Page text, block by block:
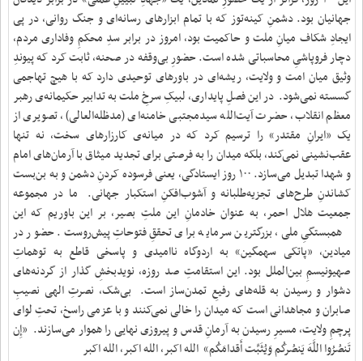
جهانیان بود. دشمنِ کینه‌توز که با تمام ابزارهای رسانه‌ای و جنگ روانی، در پی
ایجادِ شکاف میانِ ملت و حاکمیت بود، امروز در برابر سدِ محکمِ وفاداری مردم،
دچار فروپاشیِ محاسباتی شده است. حضورِ بی‌وقفه در صحنه، ثابت کرد که پیوندِ
وثیق میان امت و ولایت، ریشه‌ای در باورهای توحیدی دارد که با هیچ تهاجمی
گسسته نمی‌شود. ‌ در این فصلِ پایداری، لبیکِ سرخِ ملت به تدابیر حکیمانه‌ی رهبر
معظم انقلاب، حضرت آیت‌الله سیدمجتبی خامنه‌ای (مدظله‌العالی)، تصویری از
یک «ایرانِ مقتدر» را ترسیم کرد که در میانه‌ی کارزارهای سخت، نه تنها
عقب‌نشینی نمی‌کند، بلکه میدان را به فرصتی برای تجدید میثاق با آرمان‌های امام
و شهدا تبدیل می‌سازد. ۱۰۰ روز ایستادگی، یعنی فرسوده کردنِ دشمن و به بن‌بست
کشاندنِ طرح‌های تجزیه‌طلبانه و آشوب‌افکنِ استکبار جهانی. ‌ ما در مجموعه
جمعیت هلال احمر، به عنوان خادمانِ این ملتِ بصیر، بر این باوریم که این
همبستگیِ ملی، بزرگترین سرمایه برای تحققِ فتوحاتِ پیش‌روست. حضور در
میادین، «پاتکی سهمگین» به اردوگاه ناامیدی و پاسخی قاطع به توهماتِ
صهیونیسمِ بین‌الملل بود. این استقامتِ صد روزه، نویدبخشِ گذار از گردنه‌های
دشوار و رسیدن به قله‌های رفیعِ تمدن‌ساز است. ‌ بی‌شک، نصرتِ الهی نصیبِ
صابران و مجاهدانی است که میدان را خالی نمی‌کنند و با عزمی راسخ، تحتِ لوای
پرچمِ ولایت، مسیرِ رسیدن به آرمانِ قدس و پیروزی نهایی را هموار می‌سازند. ‌ «إِن
تَنصُرُوا اللَّهَ یَنصُرکُم وَیُثَبِّت أَقدامَکُم» ‌ الله اکبر، الله اکبر، الله اکبر ‌